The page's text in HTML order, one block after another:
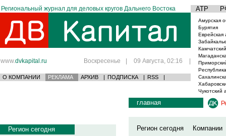
Региональный журнал для деловых кругов Дальнего Востока АТР
www.dvkapital.ru Воскресенье | 09 Августа, 02:16 |
О КОМПАНИИ РЕКЛАМА АРХИВ | ПОДПИСКА | RSS |
Амурская
Бурятия
Еврейская
Чукотский
Регион сегодня
главная
Регион сегодня
Компании